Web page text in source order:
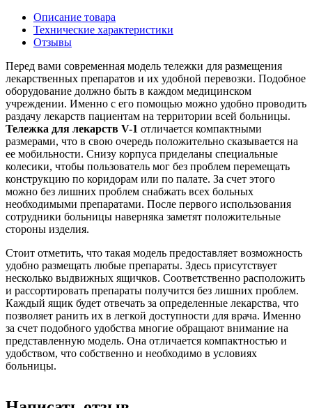
Описание товара
Технические характеристики
Отзывы
Перед вами современная модель тележки для размещения
лекарственных препаратов и их удобной перевозки. Подобное
оборудование должно быть в каждом медицинском
учреждении. Именно с его помощью можно удобно проводить
раздачу лекарств пациентам на территории всей больницы.
Тележка для лекарств V-1 отличается компактными
размерами, что в свою очередь положительно сказывается на
ее мобильности. Снизу корпуса приделаны специальные
колесики, чтобы пользователь мог без проблем перемещать
конструкцию по коридорам или по палате. За счет этого
можно без лишних проблем снабжать всех больных
необходимыми препаратами. После первого использования
сотрудники больницы наверняка заметят положительные
стороны изделия.
Стоит отметить, что такая модель предоставляет возможность
удобно размещать любые препараты. Здесь присутствует
несколько выдвижных ящичков. Соответственно расположить
и рассортировать препараты получится без лишних проблем.
Каждый ящик будет отвечать за определенные лекарства, что
позволяет ранить их в легкой доступности для врача. Именно
за счет подобного удобства многие обращают внимание на
представленную модель. Она отличается компактностью и
удобством, что собственно и необходимо в условиях
больницы.